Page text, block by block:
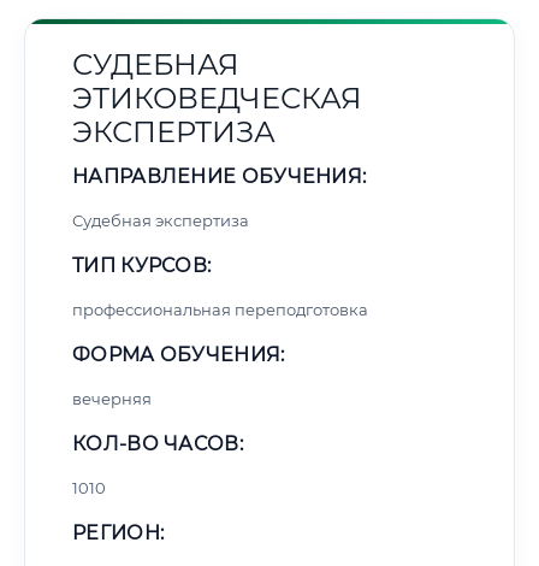
СУДЕБНАЯ
ЭТИКОВЕДЧЕСКАЯ
ЭКСПЕРТИЗА
НАПРАВЛЕНИЕ ОБУЧЕНИЯ:
Судебная экспертиза
ТИП КУРСОВ:
профессиональная переподготовка
ФОРМА ОБУЧЕНИЯ:
вечерняя
КОЛ-ВО ЧАСОВ:
1010
РЕГИОН: